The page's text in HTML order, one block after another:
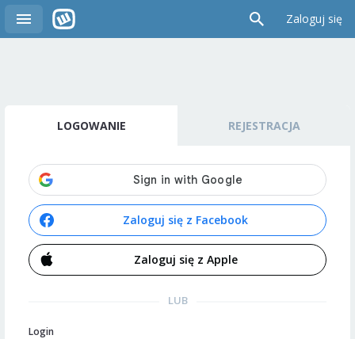
Zaloguj się
LOGOWANIE REJESTRACJA
Zaloguj się z Facebook
Zaloguj się z Apple
LUB
Login